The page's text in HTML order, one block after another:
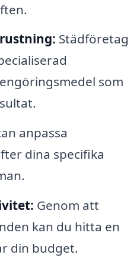
Städföretag
som
anpassa
dina specifika
Genom att
kan du hitta en
din budget.